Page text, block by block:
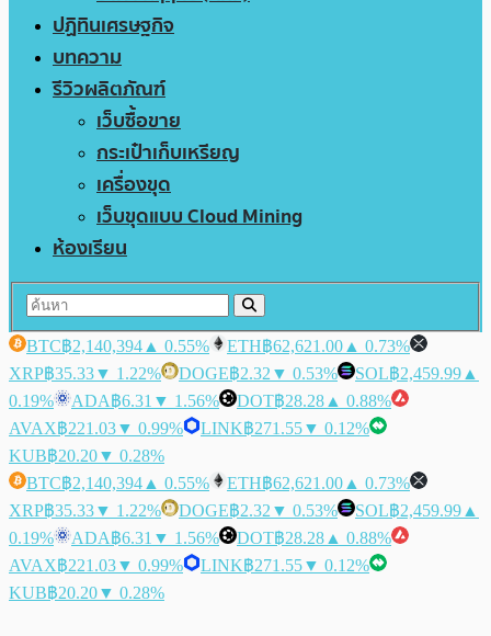
ปฏิทินเศรษฐกิจ
บทความ
รีวิวผลิตภัณฑ์
เว็บซื้อขาย
กระเป๋าเก็บเหรียญ
เครื่องขุด
เว็บขุดแบบ Cloud Mining
ห้องเรียน
BTC฿2,140,394 ▲ 0.55% ETH฿62,621.00 ▲ 0.73%
XRP฿35.33▼ 1.22% DOGE฿2.32 ▼ 0.53% SOL฿2,459.99 ▲
0.19%
ADA฿6.31 ▼ 1.56% DOT฿28.28 ▲ 0.88%
AVAX฿221.03▼ 0.99% LINK฿271.55▼ 0.12%
KUB฿20.20▼ 0.28%
BTC฿2,140,394 ▲ 0.55% ETH฿62,621.00 ▲ 0.73%
XRP฿35.33▼ 1.22% DOGE฿2.32 ▼ 0.53% SOL฿2,459.99 ▲
0.19%
ADA฿6.31 ▼ 1.56% DOT฿28.28 ▲ 0.88%
AVAX฿221.03▼ 0.99% LINK฿271.55▼ 0.12%
KUB฿20.20▼ 0.28%